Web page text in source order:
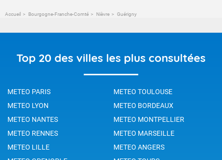
Accueil Bourgogne-Franche-Comté Nièvre Guérigny
Top 20 des villes les plus consultées
METEO PARIS
METEO TOULOUSE
METEO LYON
METEO BORDEAUX
METEO NANTES
METEO MONTPELLIER
METEO RENNES
METEO MARSEILLE
METEO LILLE
METEO ANGERS